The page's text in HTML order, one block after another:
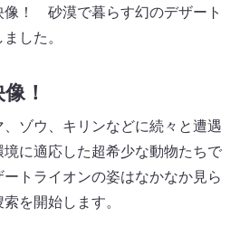
像！ 砂漠で暮らす幻のデザート
した。
！
ゾウ、キリンなどに続々と遭遇
に適応した超希少な動物たちで
トライオンの姿はなかなか見ら
を開始します。